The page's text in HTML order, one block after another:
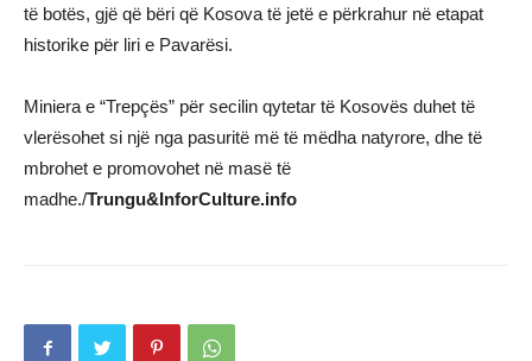
të botës, gjë që bëri që Kosova të jetë e përkrahur në etapat
historike për liri e Pavarësi.
Miniera e “Trepçës” për secilin qytetar të Kosovës duhet të
vlerësohet si një nga pasuritë më të mëdha natyrore, dhe të
mbrohet e promovohet në masë të
madhe./Trungu&InforCulture.info